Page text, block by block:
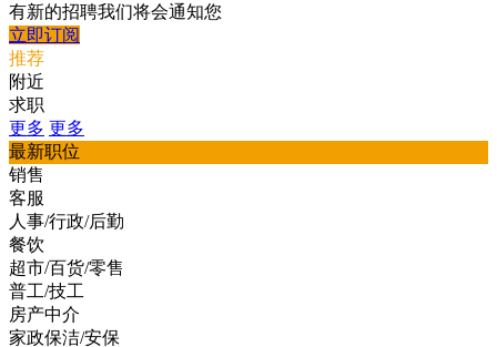
有新的招聘我们将会通知您
立即订阅
推荐
附近
求职
更多 更多
最新职位
销售
客服
人事/行政/后勤
餐饮
超市/百货/零售
普工/技工
房产中介
家政保洁/安保